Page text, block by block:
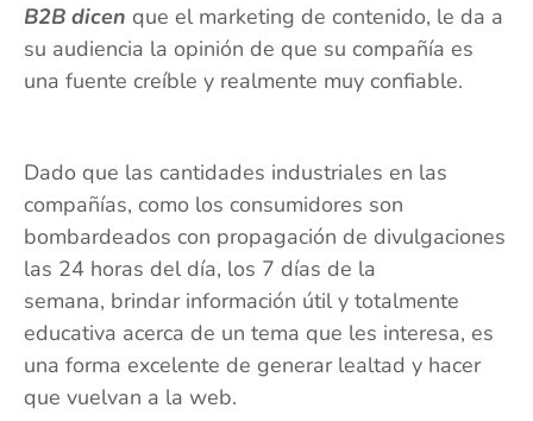
B2B dicen que el marketing de contenido, le da a
su audiencia la opinión de que su compañía es
una fuente creíble y realmente muy confiable.
Dado que las cantidades industriales en las
compañías, como los consumidores son
bombardeados con propagación de divulgaciones
las 24 horas del día, los 7 días de la
semana, brindar información útil y totalmente
educativa acerca de un tema que les interesa, es
una forma excelente de generar lealtad y hacer
que vuelvan a la web.